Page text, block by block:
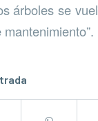
árboles se